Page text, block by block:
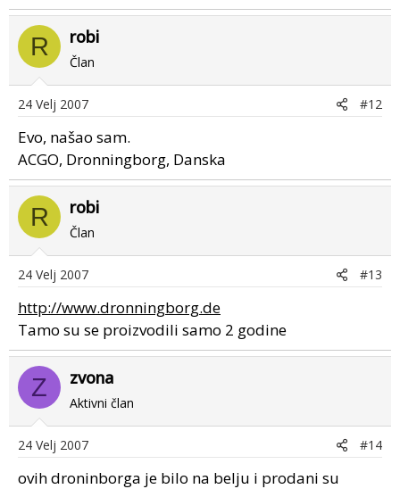
R robi
Član
24 Velj 2007 #12
Evo, našao sam.
ACGO, Dronningborg, Danska
R robi
Član
24 Velj 2007 #13
http://www.dronningborg.de
Tamo su se proizvodili samo 2 godine
Z zvona
Aktivni član
24 Velj 2007 #14
ovih droninborga je bilo na belju i prodani su